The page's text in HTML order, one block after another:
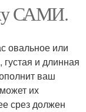
САМИ.
овальное или
и длинная
ваш
их
срез должен